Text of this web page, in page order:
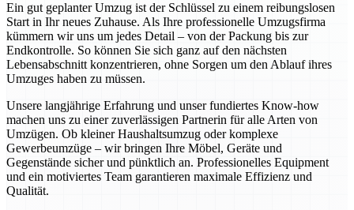
Ein gut geplanter Umzug ist der Schlüssel zu einem reibungslosen
Start in Ihr neues Zuhause. Als Ihre professionelle Umzugsfirma
kümmern wir uns um jedes Detail – von der Packung bis zur
Endkontrolle. So können Sie sich ganz auf den nächsten
Lebensabschnitt konzentrieren, ohne Sorgen um den Ablauf ihres
Umzuges haben zu müssen.
Unsere langjährige Erfahrung und unser fundiertes Know-how
machen uns zu einer zuverlässigen Partnerin für alle Arten von
Umzügen. Ob kleiner Haushaltsumzug oder komplexe
Gewerbeumzüge – wir bringen Ihre Möbel, Geräte und
Gegenstände sicher und pünktlich an. Professionelles Equipment
und ein motiviertes Team garantieren maximale Effizienz und
Qualität.